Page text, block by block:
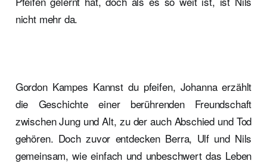
nicht mehr da.
Gordon Kampes Kannst du pfeifen, Johanna erzählt
die Geschichte einer berührenden Freundschaft
zwischen Jung und Alt, zu der auch Abschied und Tod
gehören. Doch zuvor entdecken Berra, Ulf und Nils
gemeinsam, wie einfach und unbeschwert das Leben